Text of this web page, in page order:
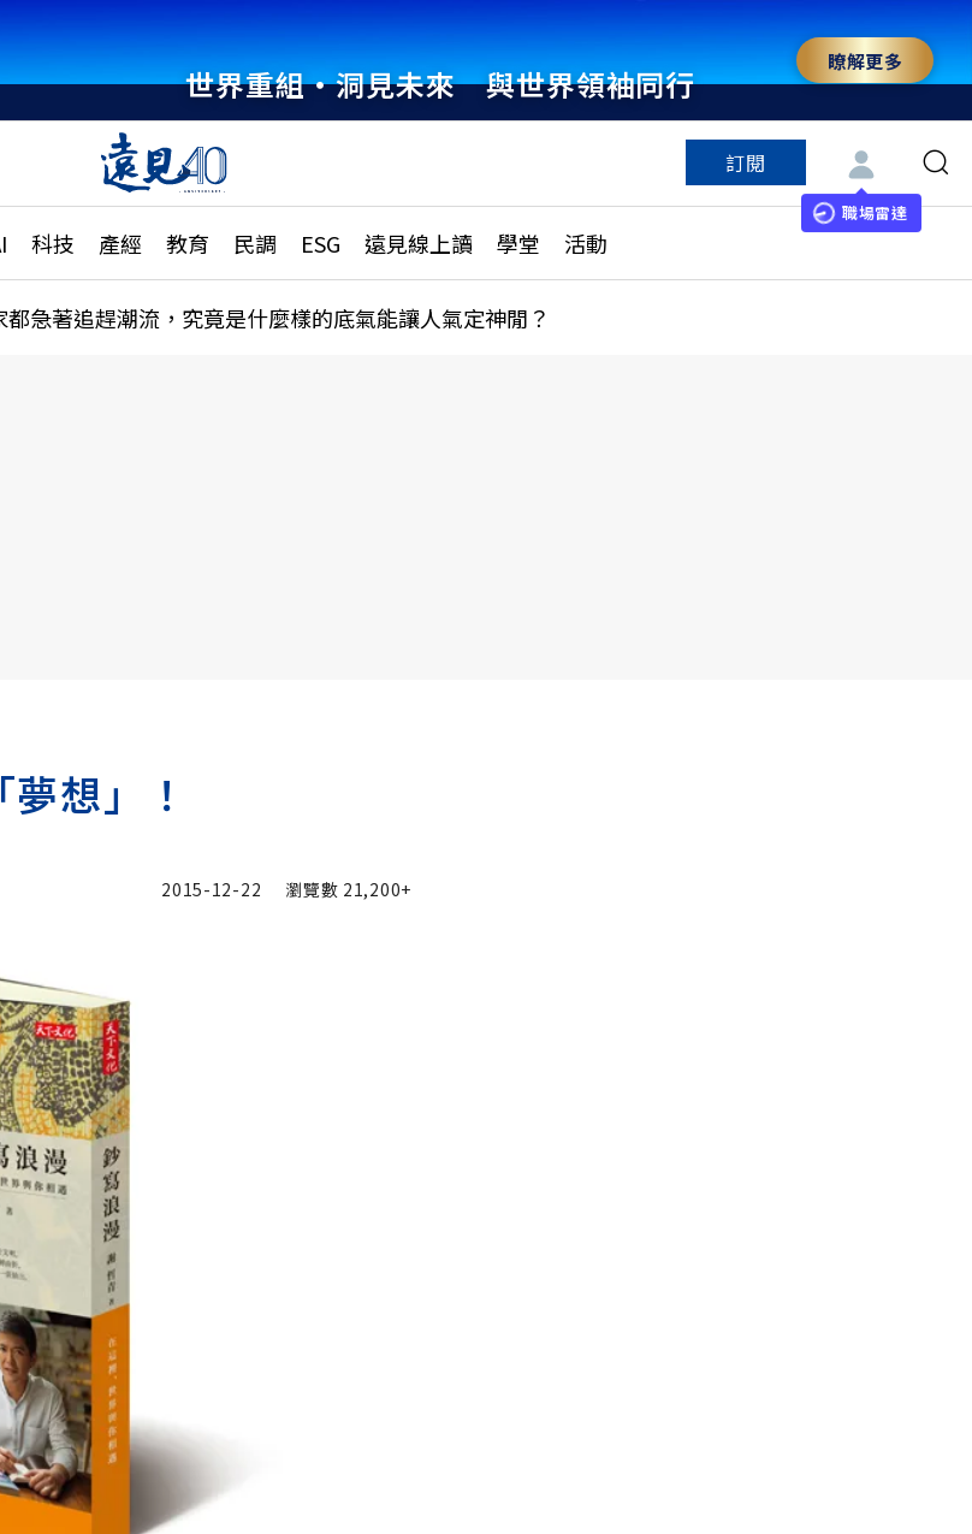
世界重組・洞見未來 與世界領袖同行
瞭解更多
訂閱
職場雷達
科技 產經 教育 民調 ESG 遠見線上讀 學堂 活動
特輯
大學升學、職涯攻略
縣市施政調查全解析
民調
更多訂閱方案
特色頻道
都急著追趕潮流，究竟是什麼樣的底氣能讓人氣定神閒？
想」！
2015-12-22 瀏覽數 21,200+